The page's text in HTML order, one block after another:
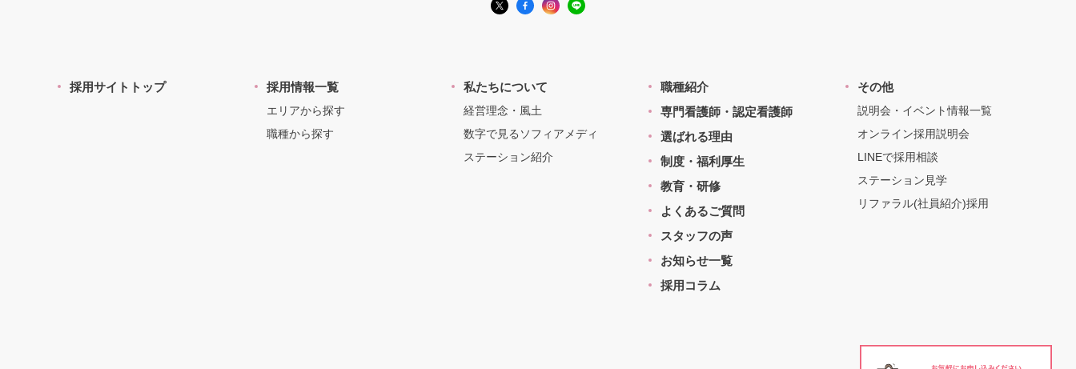
採用サイトトップ 採用情報一覧
エリアから探す
職種から探す
私たちについて
経営理念・風土
数字で見るソフィアメディ
ステーション紹介
職種紹介
専門看護師・認定看護師
選ばれる理由
制度・福利厚生
教育・研修
よくあるご質問
スタッフの声
お知らせ一覧
採用コラム
その他
説明会・イベント情報一覧
オンライン採用説明会
LINEで採用相談
ステーション見学
リファラル(社員紹介)採用